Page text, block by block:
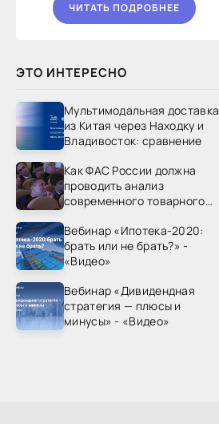
ЧИТАТЬ ПОДРОБНЕЕ
ЭТО ИНТЕРЕСНО
Мультимодальная доставка
из Китая через Находку и
Владивосток: сравнение
Как ФАС России должна
проводить анализ
современного товарного
России»
Вебинар «Ипотека-2020:
брать или не брать?» -
«Видео»
Вебинар «Дивидендная
стратегия — плюсы и
минусы» - «Видео»